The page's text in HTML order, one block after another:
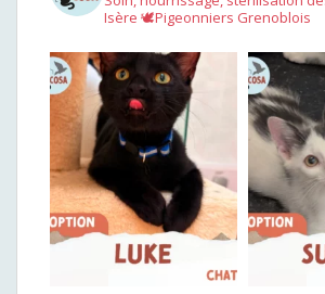
Isère 🕊︎Pigeonniers Grenoblois